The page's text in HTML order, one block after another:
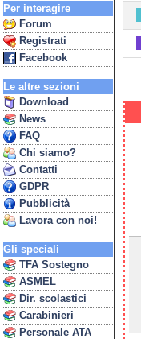
Per interagire
Forum
Registrati
Facebook
Le altre sezioni
Download
News
FAQ
Chi siamo?
Contatti
GDPR
Pubblicità
Lavora con noi!
Gli speciali
TFA Sostegno
ASMEL
Dir. scolastici
Carabinieri
Personale ATA